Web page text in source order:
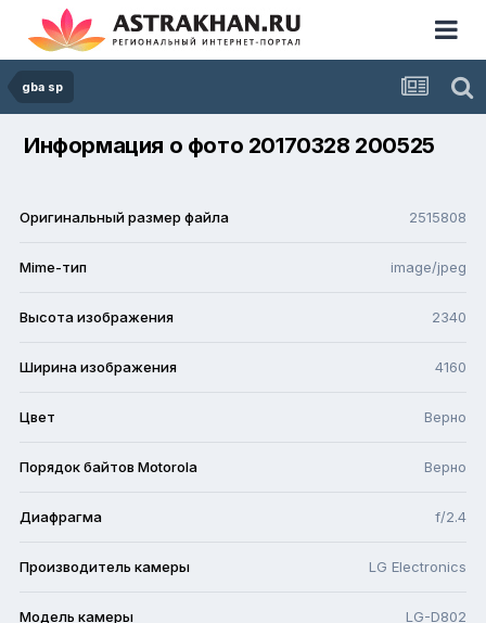
gba sp
Информация о фото 20170328 200525
Оригинальный размер файла 2515808
Mime-тип image/jpeg
Высота изображения 2340
Ширина изображения 4160
Цвет Верно
Порядок байтов Motorola Верно
Диафрагма f/2.4
Производитель камеры LG Electronics
Модель камеры LG-D802